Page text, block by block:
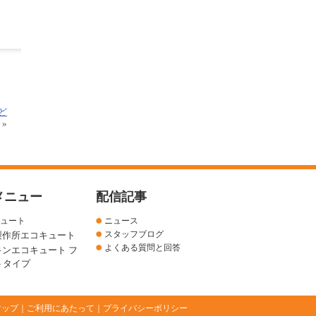
»
ニュー
ート
所エコキュート
エコキュート フ
タイプ
配信記事
ニュース
スタッフブログ
よくある質問と回答
プ｜ ご利用にあたって ｜ プライバシーポリシー